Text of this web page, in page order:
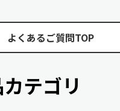
よくあるご質問TOP
テゴリ